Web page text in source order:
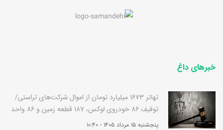
خبرهای داغ
تهاتر 1673 میلیارد تومان از اموال شرکت‌های تراستی/
توقیف 86 خودروی لوکس، 187 قطعه زمین و 86 واحد
آپارتمان قوه قضاییه
پنجشنبه 15 مرداد 1405 - 10:40